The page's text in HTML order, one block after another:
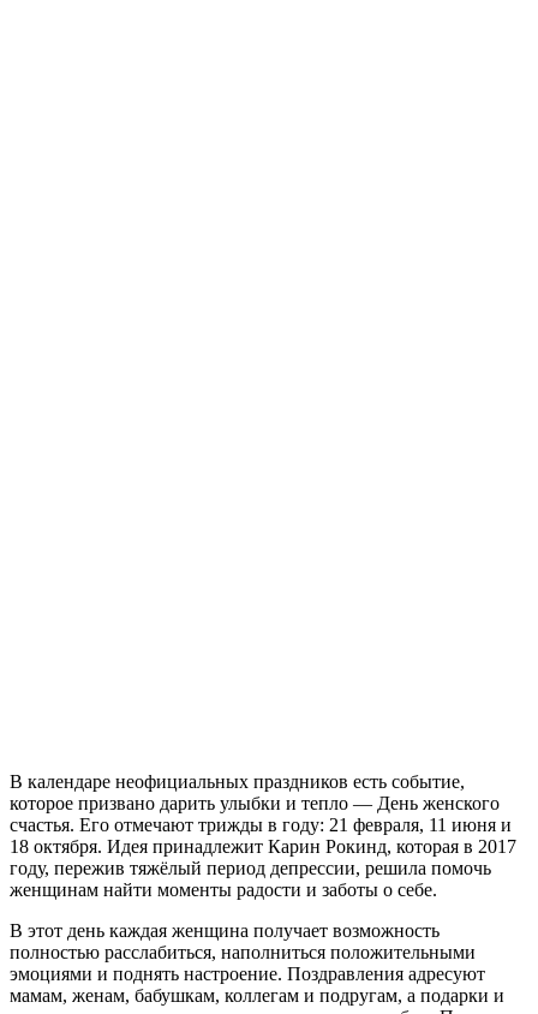
В календаре неофициальных праздников есть событие,
которое призвано дарить улыбки и тепло — День женского
счастья. Его отмечают трижды в году: 21 февраля, 11 июня и
18 октября. Идея принадлежит Карин Рокинд, которая в 2017
году, пережив тяжёлый период депрессии, решила помочь
женщинам найти моменты радости и заботы о себе.
В этот день каждая женщина получает возможность
полностью расслабиться, наполниться положительными
эмоциями и поднять настроение. Поздравления адресуют
мамам, женам, бабушкам, коллегам и подругам, а подарки и